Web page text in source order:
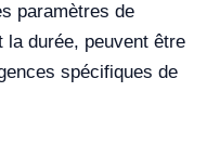
paramètres de
la durée, peuvent être
spécifiques de